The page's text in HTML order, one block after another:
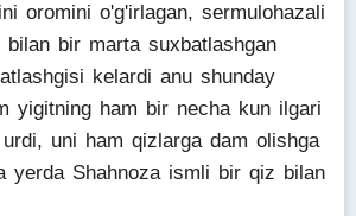
oromini o'g'irlagan, sermulohazali
bir marta suxbatlashgan
kelardi anu shunday
yigitning ham bir necha kun ilgari
uni ham qizlarga dam olishga
yerda Shahnoza ismli bir qiz bilan